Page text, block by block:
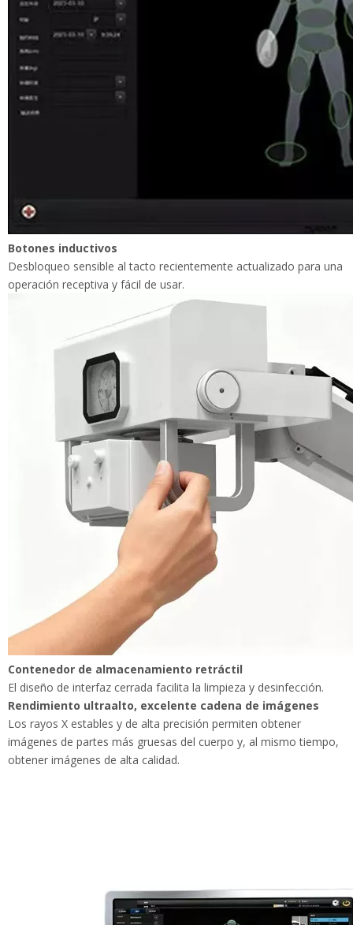
Desbloqueo sensible al tacto recientemente actualizado para
una operación receptiva y fácil de usar.
Contenedor de almacenamiento retráctil
El diseño de interfaz cerrada facilita la limpieza y desinfección.
Rendimiento ultraalto, excelente cadena de imágenes
Los rayos X estables y de alta precisión permiten obtener
imágenes de partes más gruesas del cuerpo y, al mismo
tiempo, obtener imágenes de alta calidad.